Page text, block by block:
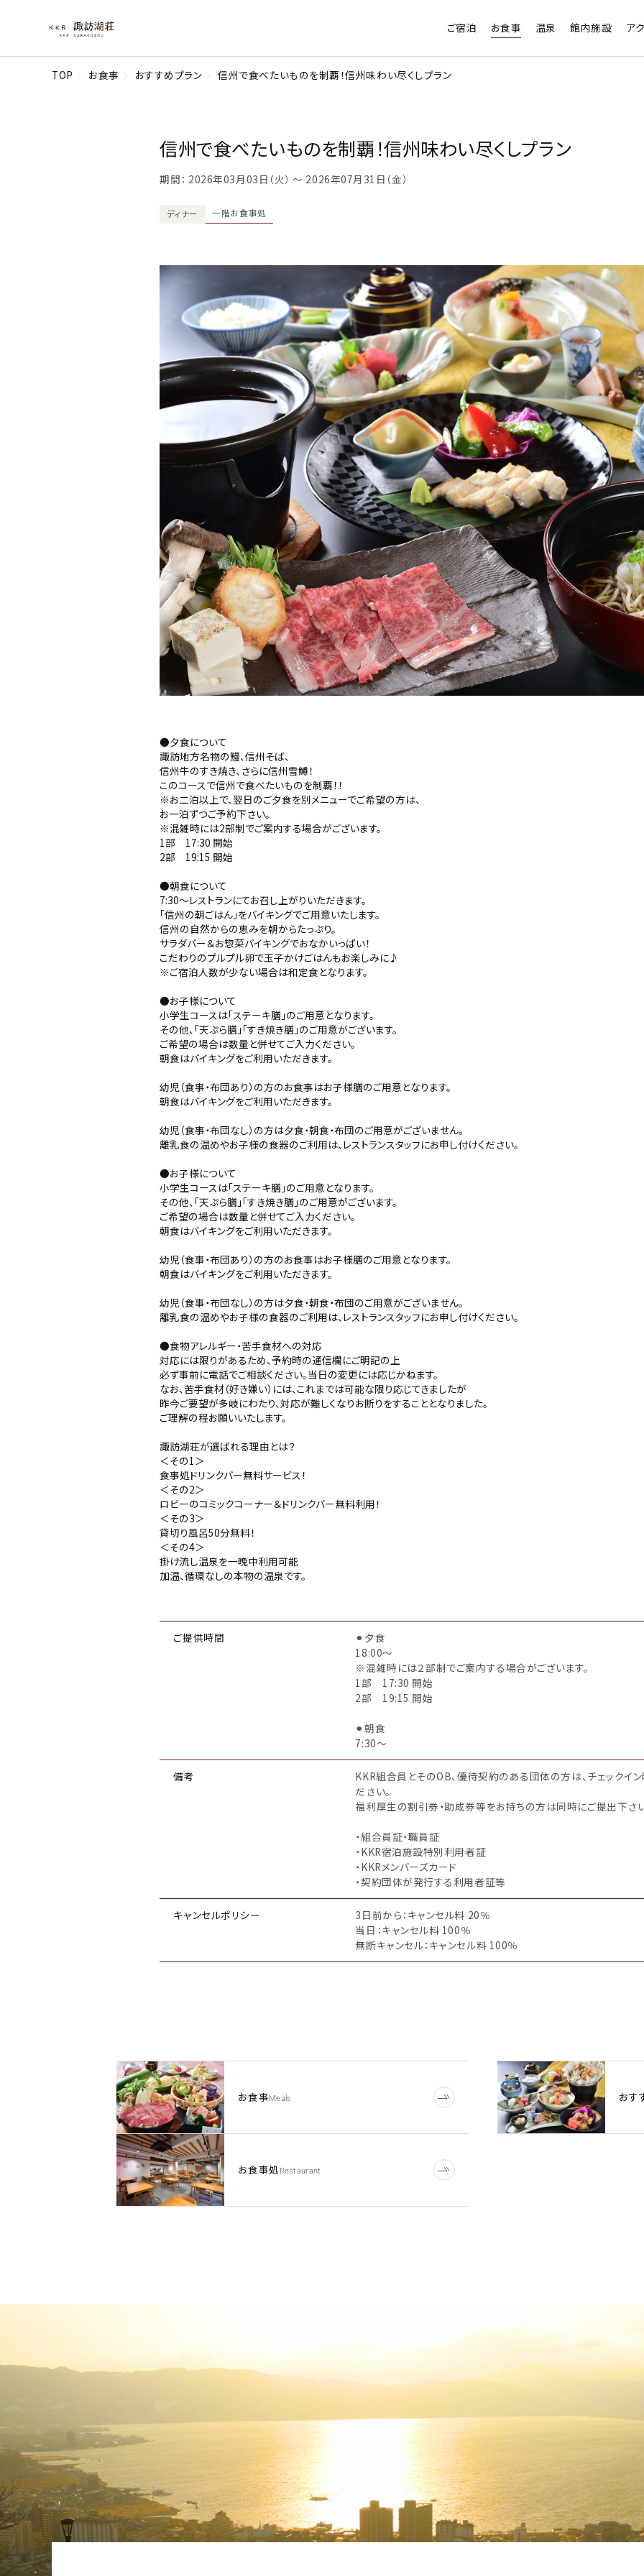
ご宿泊 お食事 温泉 館内施設 ア
TOP お食事 おすすめプラン 信州で食べたいものを制覇！信州味わい尽くしプラン
信州で食べたいものを制覇！信州味わい尽くしプラン
期間： 2026年03月03日（火） 〜 2026年07月31日（金）
ディナー 一階お食事処
●夕食について
諏訪地方名物の鰻、信州そば、
信州牛のすき焼き、さらに信州雪鱒！
このコースで信州で食べたいものを制覇！！
※お二泊以上で、翌日のご夕食を別メニューでご希望の方は、
お一泊ずつご予約下さい。
※混雑時には2部制でご案内する場合がございます。
1部 17:30 開始
2部 19:15 開始
●朝食について
7:30～レストランにてお召し上がりいただきます。
「信州の朝ごはん」をバイキングでご用意いたします。
信州の自然からの恵みを朝からたっぷり。
サラダバー＆お惣菜バイキングでおなかいっぱい！
こだわりのプルプル卵で玉子かけごはんもお楽しみに♪
※ご宿泊人数が少ない場合は和定食となります。
●お子様について
小学生コースは「ステーキ膳」のご用意となります。
その他、「天ぷら膳」「すき焼き膳」のご用意がございます。
ご希望の場合は数量と併せてご入力ください。
朝食はバイキングをご利用いただきます。
幼児（食事・布団あり）の方のお食事はお子様膳のご用意となります。
朝食はバイキングをご利用いただきます。
幼児（食事・布団なし）の方は夕食・朝食・布団のご用意がございません。
離乳食の温めやお子様の食器のご利用は、レストランスタッフにお申し付けください。
●お子様について
小学生コースは「ステーキ膳」のご用意となります。
その他、「天ぷら膳」「すき焼き膳」のご用意がございます。
ご希望の場合は数量と併せてご入力ください。
朝食はバイキングをご利用いただきます。
幼児（食事・布団あり）の方のお食事はお子様膳のご用意となります。
朝食はバイキングをご利用いただきます。
幼児（食事・布団なし）の方は夕食・朝食・布団のご用意がございません。
離乳食の温めやお子様の食器のご利用は、レストランスタッフにお申し付けください。
●食物アレルギー・苦手食材への対応
対応には限りがあるため、予約時の通信欄にご明記の上
必ず事前に電話でご相談ください。当日の変更には応じかねます。
なお、苦手食材（好き嫌い）には、これまでは可能な限り応じてきましたが
昨今ご要望が多岐にわたり、対応が難しくなりお断りをすることとなりました。
ご理解の程お願いいたします。
諏訪湖荘が選ばれる理由とは？
＜その1＞
食事処ドリンクバー無料サービス！
＜その2＞
ロビーのコミックコーナー＆ドリンクバー無料利用！
＜その3＞
貸切り風呂50分無料！
＜その4＞
掛け流し温泉を一晩中利用可能
加温、循環なしの本物の温泉です。
ご提供時間
⚫︎夕食
18:00～
※混雑時には２部制でご案内する場合がございます。
1部 17:30 開始
2部 19:15 開始
⚫︎朝食
7:30〜
備考
KKR組合員とそのOB、優待契約のある団体の方は、チェックイ
ださい。
福利厚生の割引券・助成券等をお持ちの方は同時にご提出下さい
・組合員証・職員証
・KKR宿泊施設特別利用者証
・KKRメンバーズカード
・契約団体が発行する利用者証等
キャンセルポリシー
3日前から：キャンセル料 20％
当日：キャンセル料 100％
無断キャンセル：キャンセル料 100％
お食事Meals おす
お食事処 Restaurant